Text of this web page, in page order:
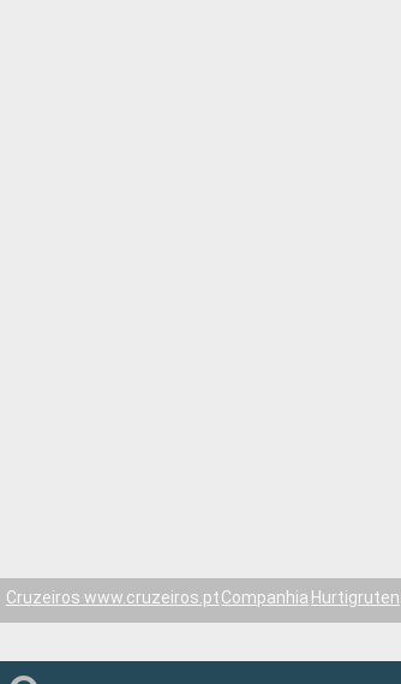
Cruzeiros www.cruzeiros.ptCompanhia Hurtigruten